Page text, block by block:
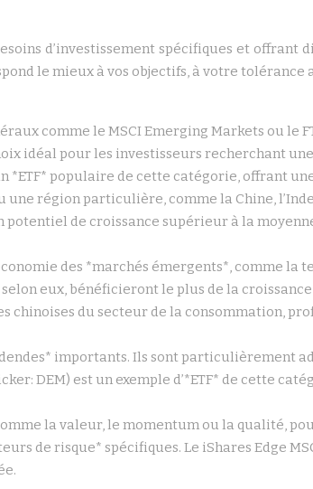
d’investissement spécifiques et
le mieux à vos objectifs, à votre tolérance
comme le MSCI Emerging Markets ou le
idéal pour les investisseurs recherchant
*ETF* populaire de cette catégorie, offrant
une région particulière, comme la Chine,
de croissance supérieur à la
des *marchés émergents*, comme la
eux, bénéficieront le plus de la croissance
chinoises du secteur de la consommation,
importants. Ils sont particulièrement
DEM) est un exemple d’*ETF* de cette
la valeur, le momentum ou la qualité,
de risque* spécifiques. Le iShares Edge